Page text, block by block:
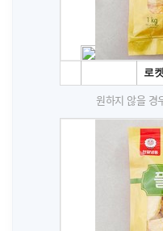
원하지 않을 경